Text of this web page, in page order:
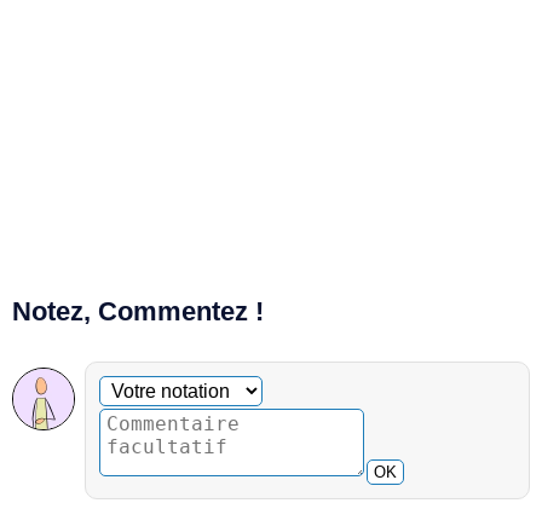
Notez, Commentez !
Commentaire facultatif
Votre notation
OK